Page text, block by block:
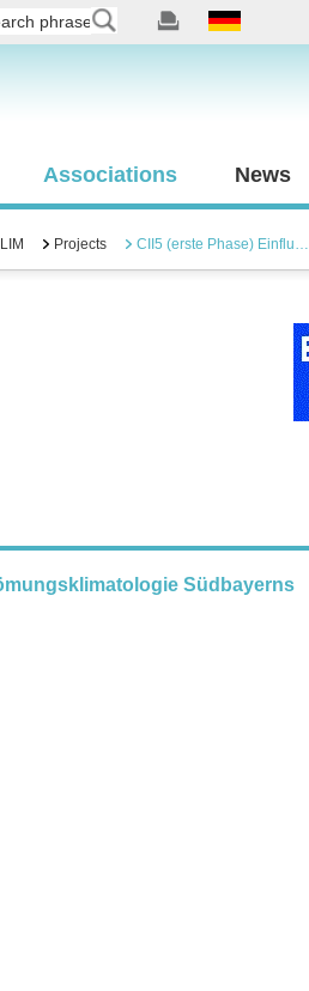
Associations News
Projects CII5 (erste Phase) Einflu…
Südbayerns